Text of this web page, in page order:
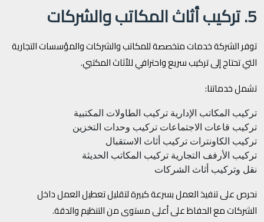
5. تركيب أثاث المكاتب والشركات
توفر الشركة خدمات متخصصة للمكاتب والشركات والمؤسسات التجارية
التي تحتاج إلى تركيب سريع واحترافي للأثاث المكتبي.
تشمل خدماتنا:
تركيب المكاتب الإدارية تركيب الطاولات المكتبية
تركيب قاعات الاجتماعات تركيب وحدات التخزين
تركيب الكاونترات تركيب أثاث الاستقبال
تركيب الأرفف التجارية تركيب المكاتب الحديثة
نقل وتركيب أثاث الشركات
نحرص على تنفيذ العمل بسرعة كبيرة لتقليل تعطيل العمل داخل
الشركات مع الحفاظ على أعلى مستوى من التنظيم والدقة.